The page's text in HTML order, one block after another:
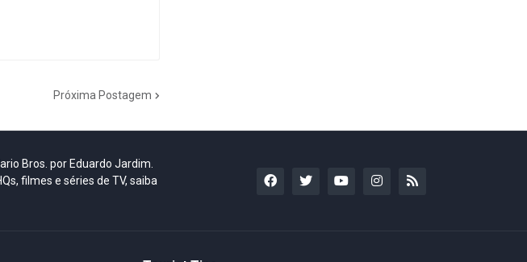
Próxima Postagem
Bros. por Eduardo Jardim.
filmes e séries de TV, saiba